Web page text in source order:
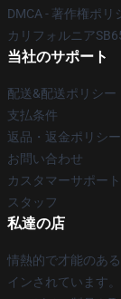
DMCA - 著作権ポリ
カリフォルニア
当社のサポート
配送&配送ポリシー
支払条件
返品・返金ポリシー
お問い合わせ
カスタマーサポー
スタッフ
私達の店
情熱的で才能のあ
インされています